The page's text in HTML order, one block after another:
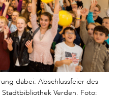
dabei: Abschlussfeier des
Stadtbibliothek Verden. Foto: